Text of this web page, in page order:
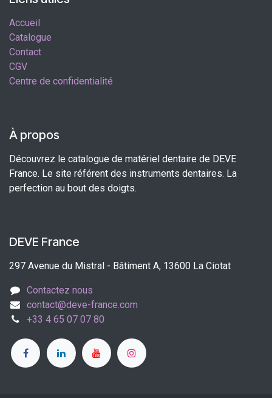
Accueil
Catalogue
Contact
CGV
Centre de confidentialité
À propos
Découvrez le catalogue de matériel dentaire de DEVE
France. Le site référent des instruments dentaires. La
perfection au bout des doigts.
DEVE France
297 Avenue du Mistral - Bâtiment A, 13600 La Ciotat
Contactez nous
contact@deve-france.com
+33 4 65 07 07 80